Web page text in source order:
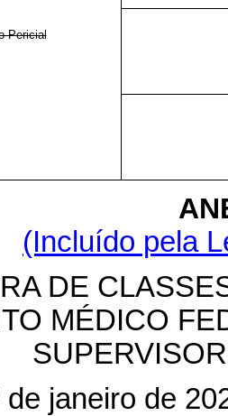
Pericial
(Incluído pela
DE
MÉDICO
de janeiro de